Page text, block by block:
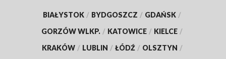
BIAŁYSTOK / BYDGOSZCZ / GDAŃSK /
GORZÓW WLKP. / KATOWICE / KIELCE /
KRAKÓW / LUBLIN / ŁÓDŹ / OLSZTYN /